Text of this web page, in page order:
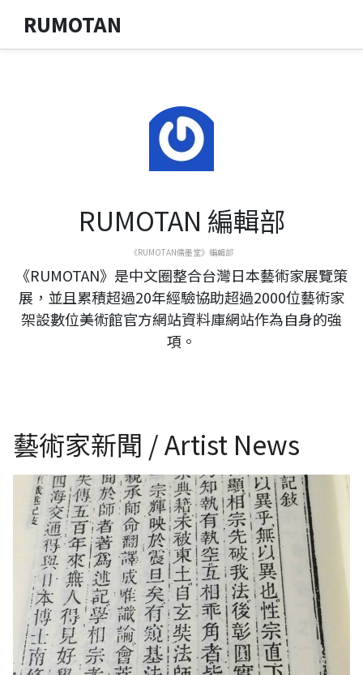
RUMOTAN
RUMOTAN 編輯部
《RUMOTAN儒墨堂》編輯部
《RUMOTAN》是中文圈整合台灣日本藝術家展覽策
展，並且累積超過20年經驗協助超過2000位藝術家
架設數位美術館官方網站資料庫網站作為自身的強
項。
藝術家新聞 / Artist News
成唯識論述記木刻本